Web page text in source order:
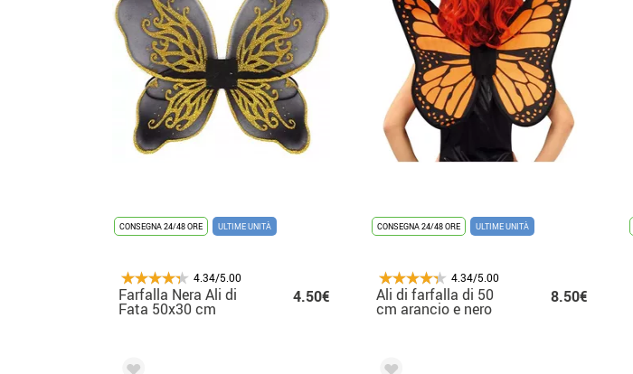
CONSEGNA 24/48 ORE ULTIME UNITÀ
4.34/5.00
Farfalla Nera Ali di
Fata 50x30 cm
4.50€
CONSEGNA 24/48 ORE ULTIME UNITÀ
4.34/5.00
Ali di farfalla di 50
cm arancio e nero
8.50€